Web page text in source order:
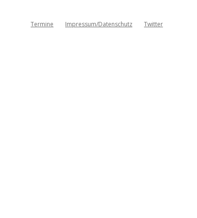
Termine Impressum/Datenschutz Twitter